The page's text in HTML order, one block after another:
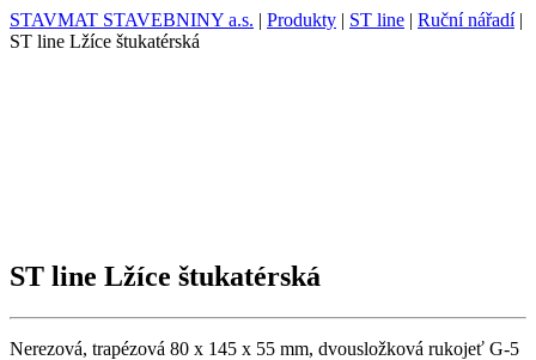
STAVMAT STAVEBNINY a.s. | Produkty | ST line | Ruční nářadí|
ST line Lžíce štukatérská
ST line Lžíce štukatérská
Nerezová, trapézová 80 x 145 x 55 mm, dvousložková rukojeť G-5